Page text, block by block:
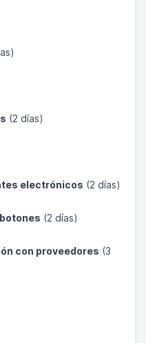
(2 días)
electrónicos (2 días)
(2 días)
con proveedores (3